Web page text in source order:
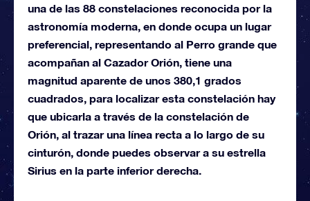
una de las 88 constelaciones reconocida por la
astronomía moderna, en donde ocupa un lugar
preferencial, representando al Perro grande que
acompañan al Cazador Orión, tiene una
magnitud aparente de unos 380,1 grados
cuadrados, para localizar esta constelación hay
que ubicarla a través de la constelación de
Orión, al trazar una línea recta a lo largo de su
cinturón, donde puedes observar a su estrella
Sirius en la parte inferior derecha.